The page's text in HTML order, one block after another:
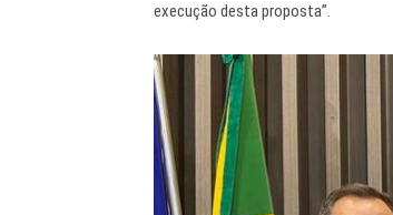
execução desta proposta”.